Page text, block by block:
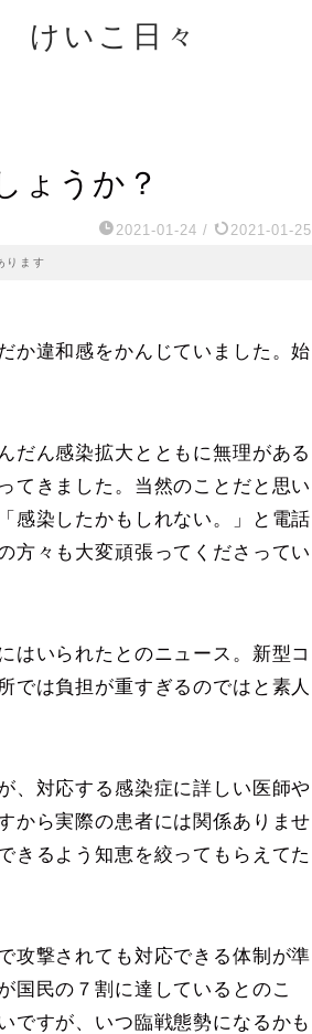
けいこ日々
ょうか？
2021-01-24 / 2021-01-25
ります
か違和感をかんじていました。始
だん感染拡大とともに無理がある
てきました。当然のことだと思い
感染したかもしれない。」と電話
方々も大変頑張ってくださってい
いられたとのニュース。新型コ
では負担が重すぎるのではと素人
、対応する感染症に詳しい医師や
から実際の患者には関係ありませ
きるよう知恵を絞ってもらえてた
攻撃されても対応できる体制が準
国民の７割に達しているとのこ
ですが、いつ臨戦態勢になるかも